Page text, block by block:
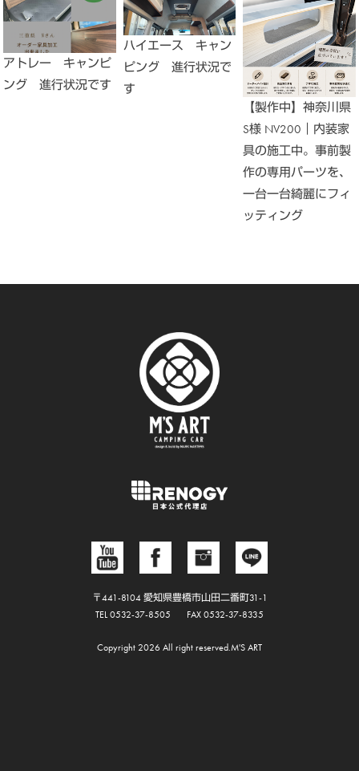
アトレー キャンピ
ング 進行状況です
ハイエース キャン
ピング 進行状況で
す
【製作中】神奈川県
S様 NV200｜内装家
具の施工中。事前製
作の専用パーツを、
一台一台綺麗にフィ
ッティング
〒441-8104 愛知県豊橋市山田二番町31-1
TEL 0532-37-8505
FAX 0532-37-8335
Copyright 2026 All right reserved.M'S ART